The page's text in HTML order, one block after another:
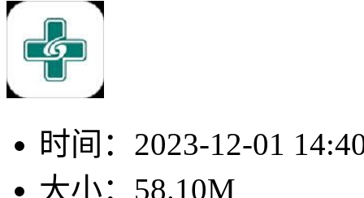
时间： 2023-12-01
大小： 58.10M